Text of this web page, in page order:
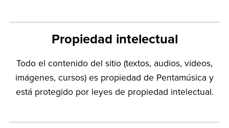
Propiedad intelectual
Todo el contenido del sitio (textos, audios, videos,
imágenes, cursos) es propiedad de Pentamúsica y
está protegido por leyes de propiedad intelectual.